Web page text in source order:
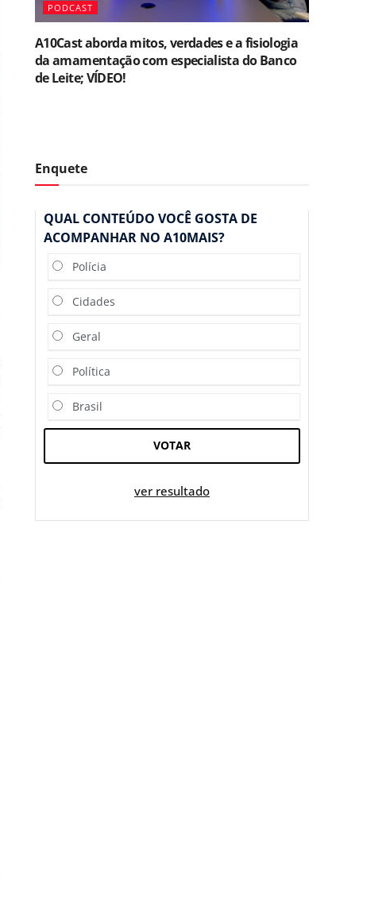
PODCAST
A10Cast aborda mitos, verdades e a fisiologia
da amamentação com especialista do Banco
de Leite; VÍDEO!
Enquete
QUAL CONTEÚDO VOCÊ GOSTA DE
ACOMPANHAR NO A10MAIS?
Polícia
Cidades
Geral
Política
Brasil
VOTAR
ver resultado